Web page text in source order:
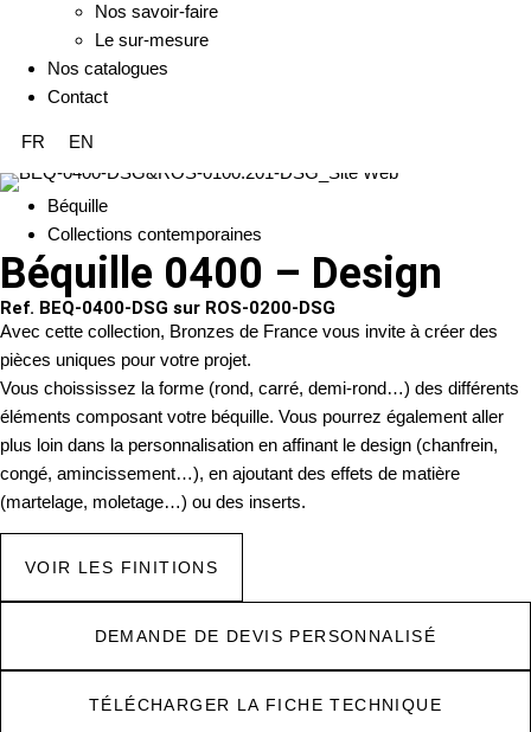
Nos savoir-faire
Le sur-mesure
Nos catalogues
Contact
FR EN
Béquille
Collections contemporaines
Béquille 0400 – Design
Ref. BEQ-0400-DSG sur ROS-0200-DSG
Avec cette collection, Bronzes de France vous invite à créer des
pièces uniques pour votre projet.
Vous choississez la forme (rond, carré, demi-rond…) des différents
éléments composant votre béquille. Vous pourrez également aller
plus loin dans la personnalisation en affinant le design (chanfrein,
congé, amincissement…), en ajoutant des effets de matière
(martelage, moletage…) ou des inserts.
VOIR LES FINITIONS
DEMANDE DE DEVIS PERSONNALISÉ
TÉLÉCHARGER LA FICHE TECHNIQUE